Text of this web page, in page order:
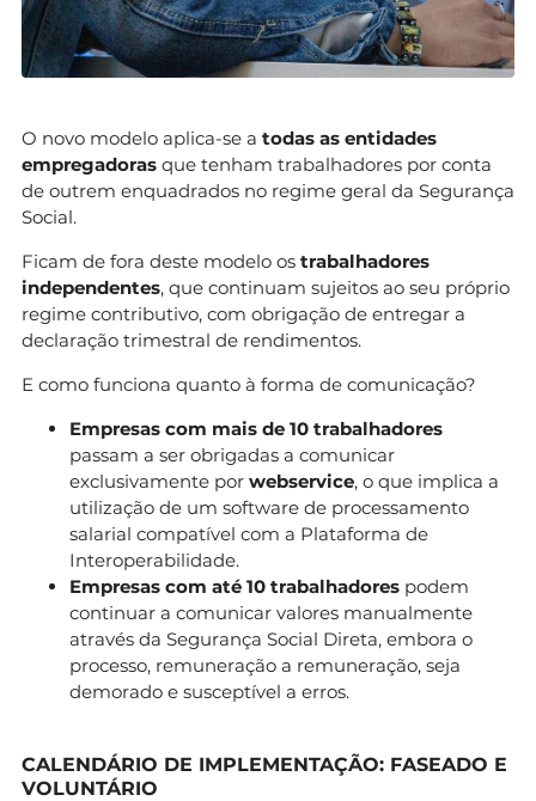
O novo modelo aplica-se a todas as entidades
empregadoras que tenham trabalhadores por conta
de outrem enquadrados no regime geral da Segurança
Social.
Ficam de fora deste modelo os trabalhadores
independentes, que continuam sujeitos ao seu próprio
regime contributivo, com obrigação de entregar a
declaração trimestral de rendimentos.
E como funciona quanto à forma de comunicação?
Empresas com mais de 10 trabalhadores
passam a ser obrigadas a comunicar
exclusivamente por webservice, o que implica a
utilização de um software de processamento
salarial compatível com a Plataforma de
Interoperabilidade.
Empresas com até 10 trabalhadores podem
continuar a comunicar valores manualmente
através da Segurança Social Direta, embora o
processo, remuneração a remuneração, seja
demorado e susceptível a erros.
CALENDÁRIO DE IMPLEMENTAÇÃO: FASEADO E
VOLUNTÁRIO